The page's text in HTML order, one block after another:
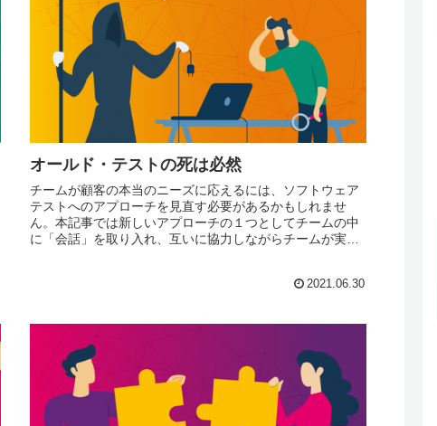
オールド・テストの死は必然
チームが顧客の本当のニーズに応えるには、ソフトウェア
テストへのアプローチを見直す必要があるかもしれませ
ん。本記事では新しいアプローチの１つとしてチームの中
に「会話」を取り入れ、互いに協力しながらチームが実現
2021.06.30